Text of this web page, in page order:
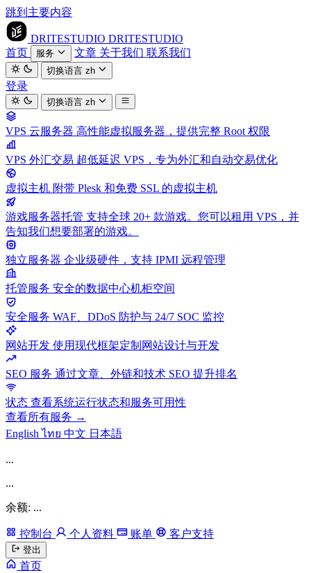
跳到主要内容
DRITESTUDIO DRITESTUDIO
首页
服务 文章 关于我们 联系我们
切换语言zh
登录
切换语言zh
VPS 云服务器 高性能虚拟服务器，提供完整 Root 权限
VPS 外汇交易 超低延迟 VPS，专为外汇和自动交易优化
虚拟主机 附带 Plesk 和免费 SSL 的虚拟主机
游戏服务器托管 支持全球 20+ 款游戏。您可以租用 VPS，并
告知我们想要部署的游戏。
独立服务器 企业级硬件，支持 IPMI 远程管理
托管服务 安全的数据中心机柜空间
安全服务 WAF、DDoS 防护与 24/7 SOC 监控
网站开发 使用现代框架定制网站设计与开发
SEO 服务 通过文章、外链和技术 SEO 提升排名
状态 查看系统运行状态和服务可用性
查看所有服务 →
Englishไทย 中文 日本語
...
...
余额: ...
控制台 个人资料 账单 客户支持
登出
首页